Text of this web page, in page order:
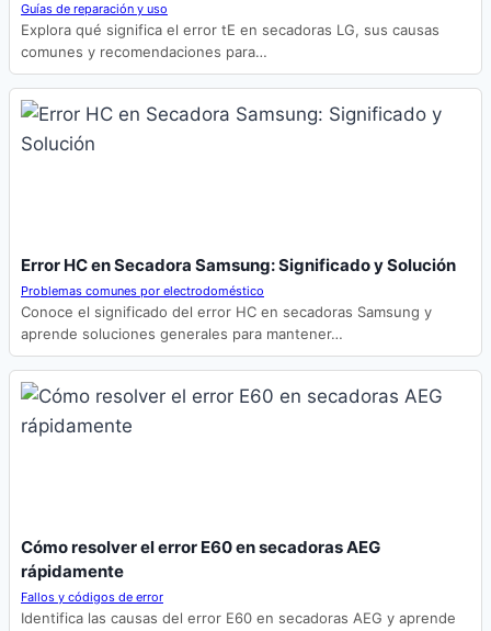
Guías de reparación y uso
Explora qué significa el error tE en secadoras LG, sus causas
comunes y recomendaciones para…
Error HC en Secadora Samsung: Significado y Solución
Problemas comunes por electrodoméstico
Conoce el significado del error HC en secadoras Samsung y
aprende soluciones generales para mantener…
Cómo resolver el error E60 en secadoras AEG
rápidamente
Fallos y códigos de error
Identifica las causas del error E60 en secadoras AEG y aprende